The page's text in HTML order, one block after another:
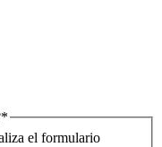
el formulario
*